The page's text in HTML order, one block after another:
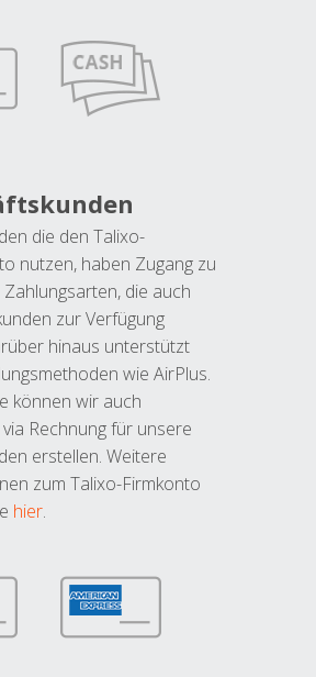
die den Talixo-
nutzen, haben Zugang zu
die auch
zur Verfügung
hinaus unterstützt
wie AirPlus.
können wir auch
Rechnung für unsere
erstellen. Weitere
zum Talixo-Firmkonto
hier.